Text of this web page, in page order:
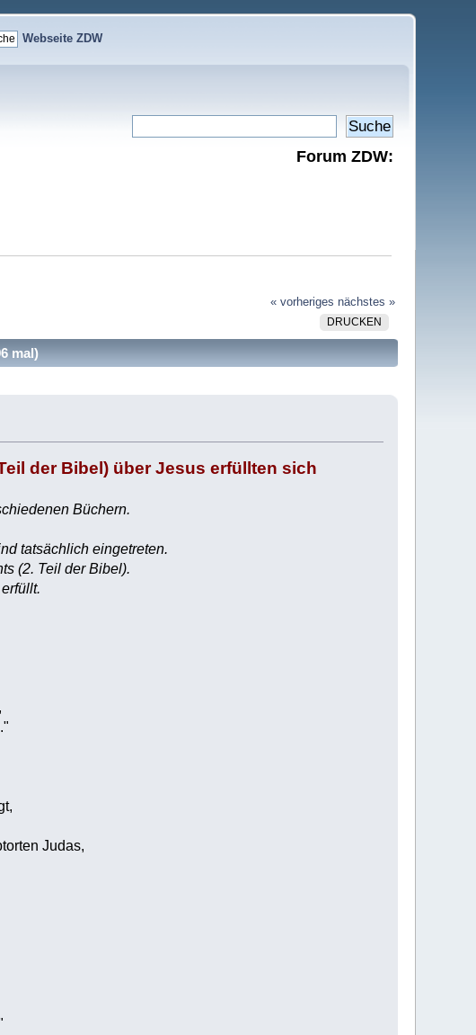
Webseite ZDW
Forum ZDW:
« vorheriges nächstes »
DRUCKEN
mal)
der Bibel) über Jesus erfüllten sich
Büchern.
tatsächlich eingetreten.
(2. Teil der Bibel).
Judas,